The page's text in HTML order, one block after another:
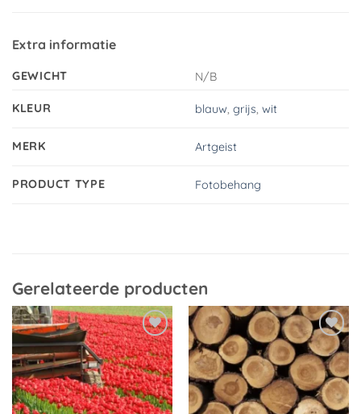
Extra informatie
GEWICHT N/B
KLEUR blauw,grijs,wit
MERK Artgeist
PRODUCT TYPE Fotobehang
Gerelateerde producten
Toevoegen
aan
verlanglijst
Toevoegen
aan
verlanglijst